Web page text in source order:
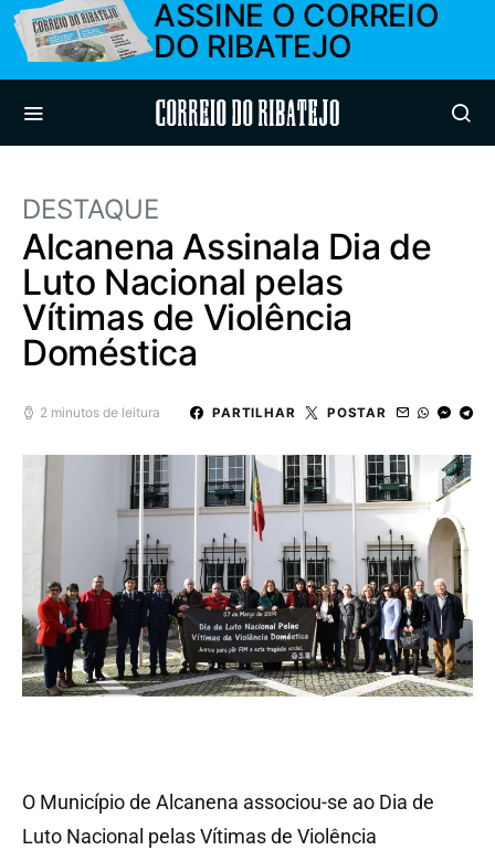
ASSINE O CORREIO
DO RIBATEJO
Correio do Ribatejo
DESTAQUE
Alcanena Assinala Dia de
Luto Nacional pelas
Vítimas de Violência
Doméstica
2 minutos de leitura PARTILHAR POSTAR
O Município de Alcanena associou-se ao Dia de
Luto Nacional pelas Vítimas de Violência